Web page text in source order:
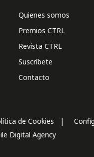
Quienes somos
Premios CTRL
Revista CTRL
Suscríbete
Contacto
de Cookies
Digital Agency